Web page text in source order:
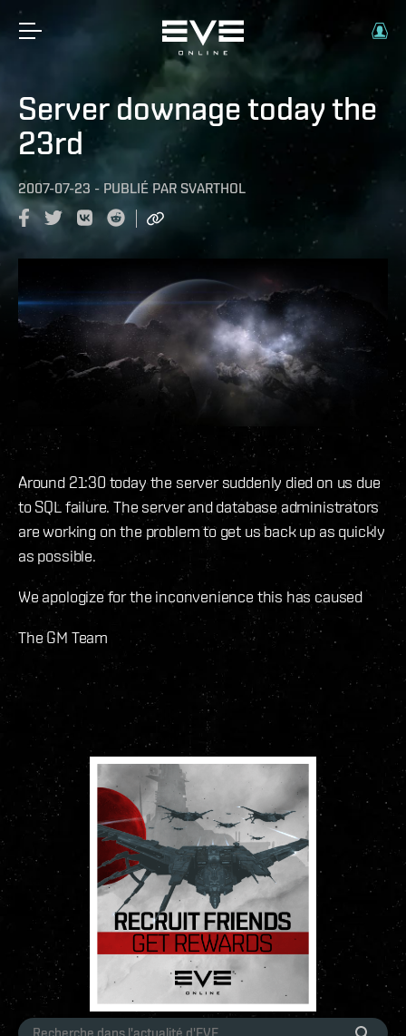
Server downage today the
23rd
2007-07-23 - PUBLIÉ PAR SVARTHOL
Around 21:30 today the server suddenly died on us due
to SQL failure. The server and database administrators
are working on the problem to get us back up as quickly
as possible.
We apologize for the inconvenience this has caused
The GM Team